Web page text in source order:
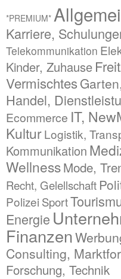
*PREMIUM*
Karriere,
Telekommunikation
Kinder, Zuhause
Vermischtes
Handel,
Ecommerce IT,
KulturLogistik,
Kommunikation
WellnessMode,
Recht, Gelellschaft
Polizei Sport
Energie
Finanzen
Consulting,
Forschung, Technik